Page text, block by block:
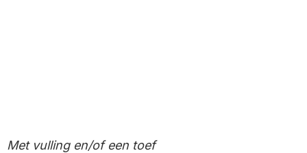
Met vulling en/of een toef